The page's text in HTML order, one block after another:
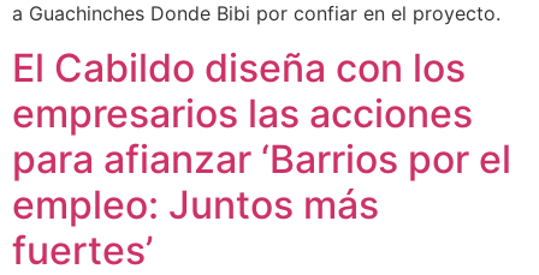
a Guachinches Donde Bibi por confiar en el proyecto.
El Cabildo diseña con los
empresarios las acciones
para afianzar ‘Barrios por el
empleo: Juntos más
fuertes’